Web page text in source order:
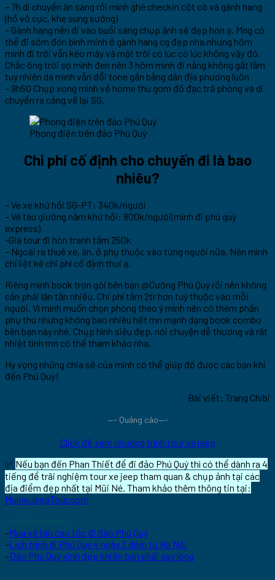
– 7h di chuyển ăn sáng rồi mình ghé checkin cột cờ và gành hang
(hồ vô cực, khe sung sướng)
– Gành hang nên đi vào buổi sáng chụp ảnh sẽ đẹp hơn ạ. Mng có
thể đi sớm đón bình minh ở gành hang cg đẹp nha.nhưng hôm
mình đi trời vẫn kéo mây và mặt trời có lúc có lúc không vậy đó.
Chắc ông trời sợ mình đen nên 3 hôm mình đi nắng không gắt lắm
tuy nhiên da mình vẫn đổi tone gần bằng dân địa phương luôn
– 9h50 Chụp xong mình về home thu gom đồ đạc trả phòng và di
chuyển ra cảng về lại SG.
Phong điện trên đảo Phú Quý
Chi phí cố định cho chuyến đi là bao
nhiêu?
– Ve xe khứ hồi SG-PT: 340k/người
– Vé tàu giường nằm khứ hồi: 800k/người(mình đi phú quý
express)
-Giá tour đi hòn tranh tầm 250k
– Ngoài ra thuê xe, ăn, ở phụ thuộc vào từng người nữa. Nên mình
chỉ liệt kê chi phí cố định thui ạ.
Riêng mình book trọn gói bên bạn @Cường Phú Quý rồi nên không
cần phải lăn tăn nhiều. Chi phí tầm 2tr hơn tuỳ thuộc vào mỗi
người. Vì mình muốn chọn phòng theo ý mình nên có thêm phần
phụ thu nhưng không bao nhiêu hết mn mạnh dạng book combo
bên bạn này nhé. Chụp hình siêu đẹp, nói chuyện dễ thương và rất
nhiệt tình mn có thể tham khảo nha.
Hy vọng những chia sẽ của mình có thể giúp đỡ được các bạn khi
đến Phú Quý!
Bài viết: Trang Chibi
—- Quảng cáo—-
Click để xem chương trình tour xe jeep
✅ Nếu bạn đến Phan Thiết để đi đảo Phú Quý thì có thể dành ra 4
tiếng để trãi nghiệm tour xe jeep tham quan & chụp ảnh tại các
địa điểm đẹp nhất tại Mũi Né. Tham khảo thêm thông tin tại:
MuineJeepTour.com
–Mua vé tàu cao tốc đi đảo Phú Quý
–Lịch trình đi Phú Quý 4 ngày 3 đêm từ Hà Nội
–Đảo Phú Quý xinh đẹp khiến bạn phải say lòng